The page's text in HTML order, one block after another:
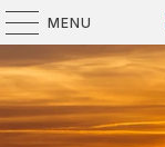
MENU